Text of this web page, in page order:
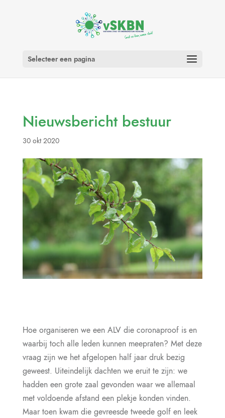
Selecteer een pagina
Nieuwsbericht bestuur
30 okt 2020
Hoe organiseren we een ALV die coronaproof is en
waarbij toch alle leden kunnen meepraten? Met deze
vraag zijn we het afgelopen half jaar druk bezig
geweest. Uiteindelijk dachten we eruit te zijn: we
hadden een grote zaal gevonden waar we allemaal
met voldoende afstand een plekje konden vinden.
Maar toen kwam die gevreesde tweede golf en leek